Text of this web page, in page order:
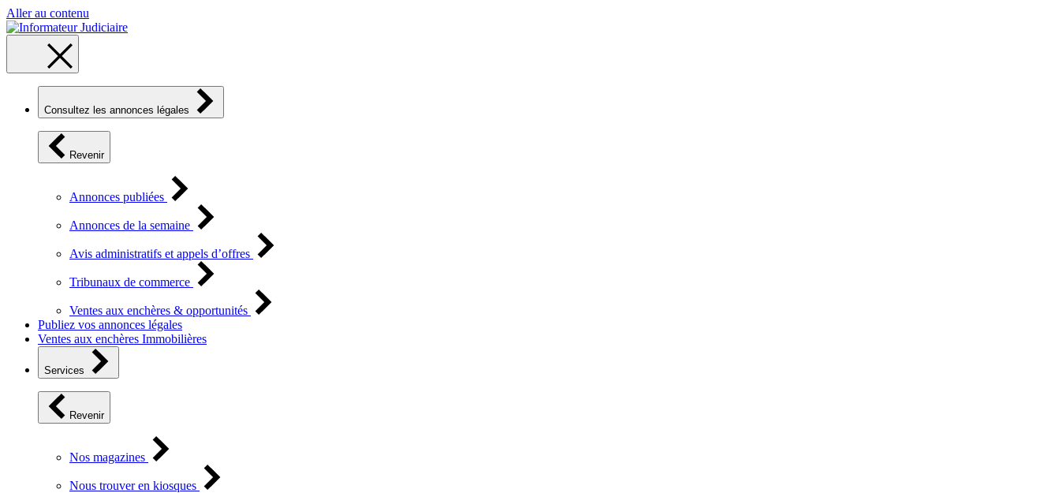
Aller au contenu
Consultez les annonces légales
Revenir
Annonces publiées
Annonces de la semaine
Avis administratifs et appels d’offres
Tribunaux de commerce
Ventes aux enchères & opportunités
Publiez vos annonces légales
Ventes aux enchères Immobilières
Services
Revenir
Nos magazines
Nous trouver en kiosques